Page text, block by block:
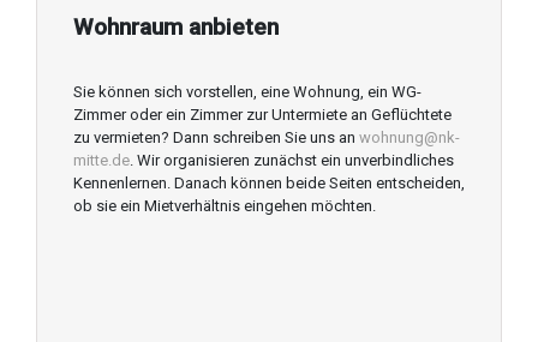
Wohnraum anbieten
Sie können sich vorstellen, eine Wohnung, ein WG-
Zimmer oder ein Zimmer zur Untermiete an Geflüchtete
zu vermieten? Dann schreiben Sie uns an wohnung@nk-
mitte.de. Wir organisieren zunächst ein unverbindliches
Kennenlernen. Danach können beide Seiten entscheiden,
ob sie ein Mietverhältnis eingehen möchten.